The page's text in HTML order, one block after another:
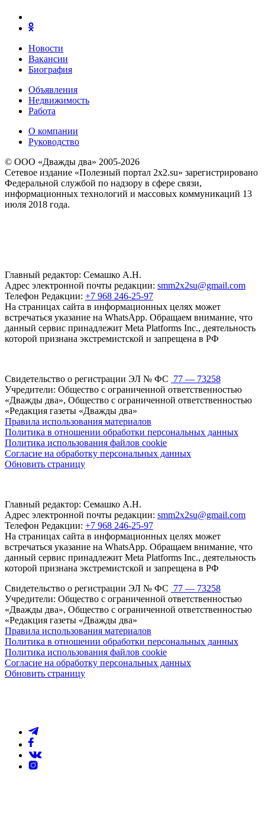
Новости
Вакансии
Биография
Объявления
Недвижимость
Работа
О компании
Руководство
© ООО «Дважды два» 2005-2026
Сетевое издание «Полезный портал 2x2.su» зарегистрировано
Федеральной службой по надзору в сфере связи,
информационных технологий и массовых коммуникаций 13
июля 2018 года.
Главный редактор: Семашко А.Н.
Адрес электронной почты редакции: smm2x2su@gmail.com
Телефон Редакции: +7 968 246-25-97
На страницах сайта в информационных целях может
встречаться указание на WhatsApp. Обращаем внимание, что
данный сервис принадлежит Meta Platforms Inc., деятельность
которой признана экстремистской и запрещена в РФ
Свидетельство о регистрации ЭЛ № ФС 77 — 73258
Учредители: Общество с ограниченной ответственностью
«Дважды два», Общество с ограниченной ответственностью
«Редакция газеты «Дважды два»
Правила использования материалов
Политика в отношении обработки персональных данных
Политика использования файлов cookie
Согласие на обработку персональных данных
Обновить страницу
Главный редактор: Семашко А.Н.
Адрес электронной почты редакции: smm2x2su@gmail.com
Телефон Редакции: +7 968 246-25-97
На страницах сайта в информационных целях может
встречаться указание на WhatsApp. Обращаем внимание, что
данный сервис принадлежит Meta Platforms Inc., деятельность
которой признана экстремистской и запрещена в РФ
Свидетельство о регистрации ЭЛ № ФС 77 — 73258
Учредители: Общество с ограниченной ответственностью
«Дважды два», Общество с ограниченной ответственностью
«Редакция газеты «Дважды два»
Правила использования материалов
Политика в отношении обработки персональных данных
Политика использования файлов cookie
Согласие на обработку персональных данных
Обновить страницу